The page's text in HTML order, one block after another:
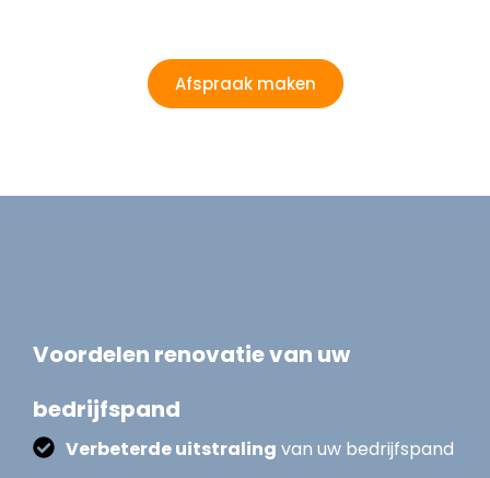
Afspraak maken
Voordelen renovatie van uw
bedrijfspand
Verbeterde uitstraling van uw bedrijfspand